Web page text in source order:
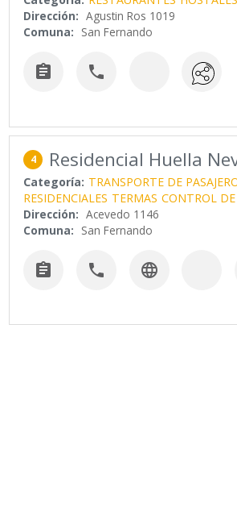
Dirección: Agustin Ros 1019
Comuna: San Fernando
 
4 Residencial Huella
Categoría: TRANSPORTE DE
RESIDENCIALES TERMAS CONTROL DE
Dirección: Acevedo 1146
Comuna: San Fernando
  